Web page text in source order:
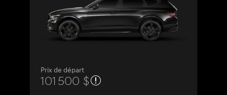
Prix de départ
101 500 $